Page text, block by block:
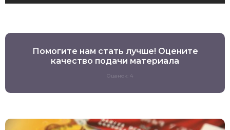
Помогите нам стать лучше! Оцените
качество подачи материала
Оценок: 4